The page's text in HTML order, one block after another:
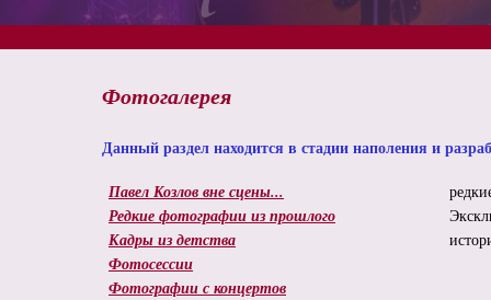
Фотогалерея
Данный раздел находится в стадии наполения и
Павел Козлов вне сцены...
Редкие фотографии из прошлого
Кадры из детства
Фотосессии
Фотографии с концертов